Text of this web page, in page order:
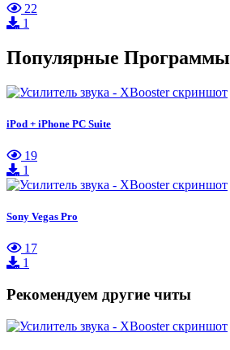
22
1
Популярные Программы
iPod + iPhone PC Suite
19
1
Sony Vegas Pro
17
1
Рекомендуем другие читы